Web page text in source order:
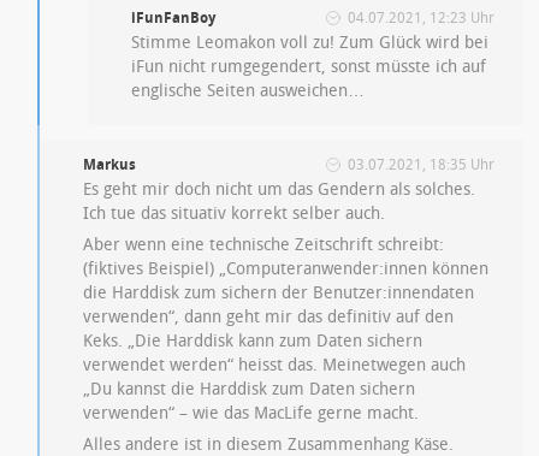
iFunFanBoy 04.07.2021, 12:23 Uhr
Stimme Leomakon voll zu! Zum Glück wird bei
iFun nicht rumgegendert, sonst müsste ich auf
englische Seiten ausweichen…
Markus 03.07.2021, 18:35 Uhr
Es geht mir doch nicht um das Gendern als solches.
Ich tue das situativ korrekt selber auch.
Aber wenn eine technische Zeitschrift schreibt:
(fiktives Beispiel) „Computeranwender:innen können
die Harddisk zum sichern der Benutzer:innendaten
verwenden“, dann geht mir das definitiv auf den
Keks. „Die Harddisk kann zum Daten sichern
verwendet werden“ heisst das. Meinetwegen auch
„Du kannst die Harddisk zum Daten sichern
verwenden“ – wie das MacLife gerne macht.
Alles andere ist in diesem Zusammenhang Käse.